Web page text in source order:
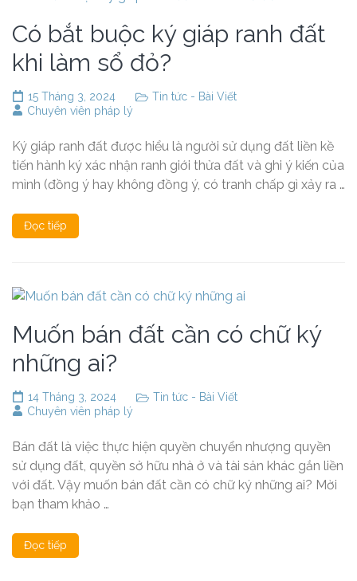
Có bắt buộc ký giáp ranh đất
khi làm sổ đỏ?
15 Tháng 3, 2024
Tin tức - Bài Viết
Chuyên viên pháp lý
Ký giáp ranh đất được hiểu là người sử dụng đất liền kề
tiến hành ký xác nhận ranh giới thửa đất và ghi ý kiến của
mình (đồng ý hay không đồng ý, có tranh chấp gì xảy ra …
Đọc tiếp
Muốn bán đất cần có chữ ký
những ai?
14 Tháng 3, 2024
Tin tức - Bài Viết
Chuyên viên pháp lý
Bán đất là việc thực hiện quyền chuyển nhượng quyền
sử dụng đất, quyền sở hữu nhà ở và tài sản khác gắn liền
với đất. Vậy muốn bán đất cần có chữ ký những ai? Mời
bạn tham khảo …
Đọc tiếp